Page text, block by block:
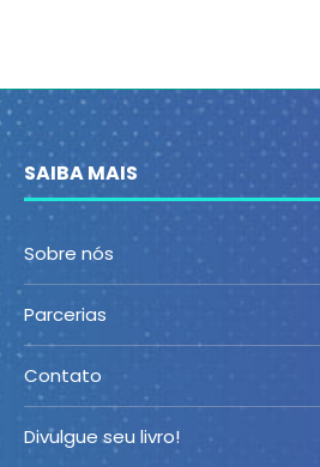
SAIBA MAIS
Sobre nós
Parcerias
Contato
Divulgue seu livro!